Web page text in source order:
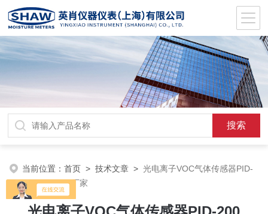
当前位置：首页 >技术文章 >光电离子VOC气体传感器PID-
200 Baseline厂家